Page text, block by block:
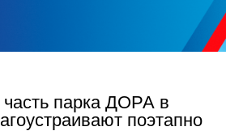
парка ДОРА в
поэтапно